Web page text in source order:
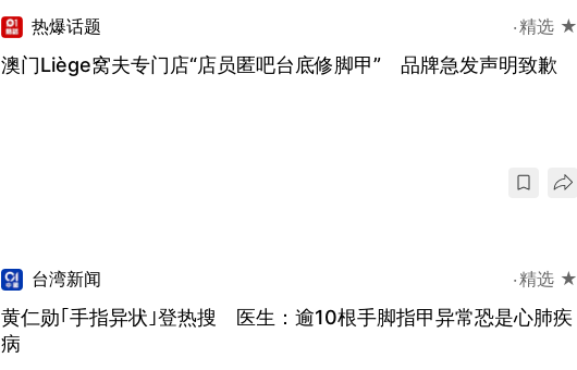
热爆话题 精选 ★
澳门Liège窝夫专门店“店员匿吧台底修脚甲” 品牌急发声明致歉
台湾新闻 精选 ★
黄仁勋｢手指异状｣登热搜 医生：逾10根手脚指甲异常恐是心肺疾
病